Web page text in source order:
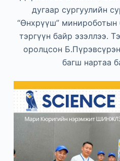
дугаар сургуулийн
“Өнхрүүш”
тэргүүн байр эзэллээ.
оролцсон
багш нартаа